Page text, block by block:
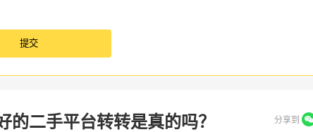
的二手平台转转是真的吗？ 分享到